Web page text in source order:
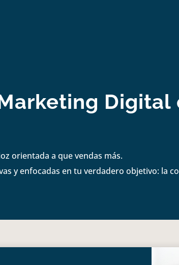
Digital
orientada a que vendas más.
y enfocadas en tu verdadero objetivo: la